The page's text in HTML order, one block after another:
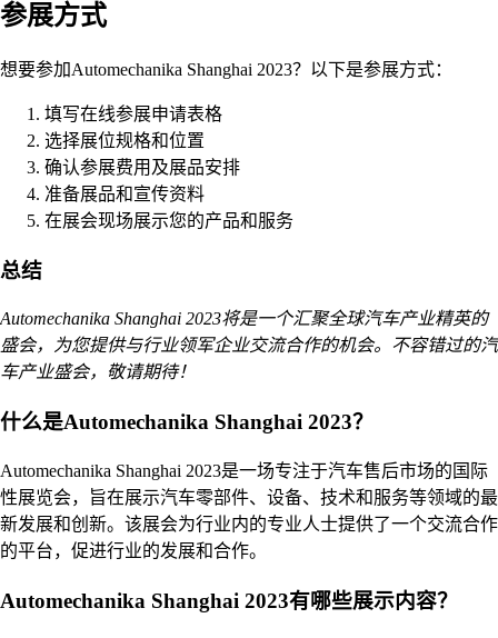
参展方式
想要参加Automechanika Shanghai 2023？以下是参展方式：
填写在线参展申请表格
选择展位规格和位置
确认参展费用及展品安排
准备展品和宣传资料
在展会现场展示您的产品和服务
总结
Automechanika Shanghai 2023将是一个汇聚全球汽车产业精英的
盛会，为您提供与行业领军企业交流合作的机会。不容错过的汽
车产业盛会，敬请期待！
什么是Automechanika Shanghai 2023？
Automechanika Shanghai 2023是一场专注于汽车售后市场的国际
性展览会，旨在展示汽车零部件、设备、技术和服务等领域的最
新发展和创新。该展会为行业内的专业人士提供了一个交流合作
的平台，促进行业的发展和合作。
Automechanika Shanghai 2023有哪些展示内容？